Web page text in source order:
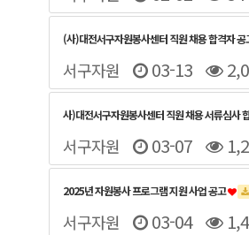
(사)대전서구자원봉사센터 직원 채용 합격자 공
서구자원 03-13
사)대전서구자원봉사센터 직원 채용 서류심사
서구자원 03-07
2025년 자원봉사 프로그램 지원 사업 공고
서구자원 03-04